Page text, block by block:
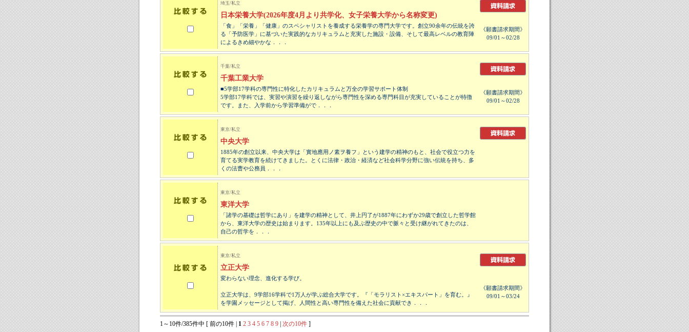
埼玉/私立
日本栄養大学(2026年度4月より共学化、女子栄養大学から名称変更)
「食」「栄養」「健康」のスペシャリストを養成する栄養学の専門大学です。創立90余年の伝統を誇
る「予防医学」に基づいた実践的なカリキュラムと充実した施設・設備、そして最高レベルの教育陣
によるきめ細やかな．．．
《願書請求期間》
09/01～02/28
千葉/私立
千葉工業大学
■5学部17学科の専門性に特化したカリキュラムと万全の学習サポート体制
5学部17学科では、実習や演習を繰り返しながら専門性を深める専門科目が充実していることが特徴
です。また、入学前から学習準備がで．．．
《願書請求期間》
09/01～02/28
東京/私立
中央大学
1885年の創立以来、中央大学は「實地應用ノ素ヲ養フ」という建学の精神のもと、社会で役立つ力を
育てる実学教育を続けてきました。とくに法律・政治・経済など社会科学分野に強い伝統を持ち、多
くの法曹や公務員．．．
東京/私立
東洋大学
「諸学の基礎は哲学にあり」を建学の精神として、井上円了が1887年にわずか29歳で創立した哲学館
から、東洋大学の歴史は始まります。135年以上にも及ぶ歴史の中で脈々と受け継がれてきたのは、
自己の哲学を．．．
東京/私立
立正大学
変わらない理念、進化する学び。
立正大学は、9学部16学科で1万人が学ぶ総合大学です。『「モラリスト×エキスパート」を育む。』
を学園メッセージとして掲げ、人間性と高い専門性を備えた社会に貢献でき．．．
《願書請求期間》
09/01～03/24
1～10件/385件中 [ 前の10件 | 1 2 3 4 5 6 7 8 9 次の10件 ]